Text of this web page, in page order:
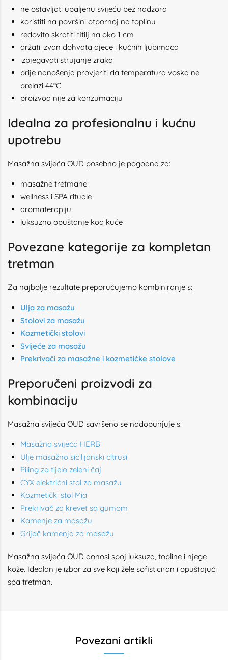
ne ostavljati upaljenu svijeću bez nadzora
koristiti na površini otpornoj na toplinu
redovito skratiti fitilj na oko 1 cm
držati izvan dohvata djece i kućnih ljubimaca
izbjegavati strujanje zraka
prije nanošenja provjeriti da temperatura voska ne
prelazi 44°C
proizvod nije za konzumaciju
Idealna za profesionalnu i kućnu
upotrebu
Masažna svijeća OUD posebno je pogodna za:
masažne tretmane
wellness i SPA rituale
aromaterapiju
luksuzno opuštanje kod kuće
Povezane kategorije za kompletan
tretman
Za najbolje rezultate preporučujemo kombiniranje s:
Ulja za masažu
Stolovi za masažu
Kozmetički stolovi
Svijeće za masažu
Prekrivači za masažne i kozmetičke stolove
Preporučeni proizvodi za
kombinaciju
Masažna svijeća OUD savršeno se nadopunjuje s:
Masažna svijeća HERB
Ulje masažno sicilijanski citrusi
Piling za tijelo zeleni čaj
CYX električni stol za masažu
Kozmetički stol Mia
Prekrivač za krevet sa gumom
Kamenje za masažu
Grijač kamenja za masažu
Masažna svijeća OUD donosi spoj luksuza, topline i njege
kože. Idealan je izbor za sve koji žele sofisticiran i opuštajući
spa tretman.
Povezani artikli